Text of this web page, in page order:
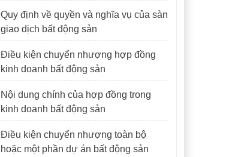
Quy định về quyền và nghĩa vụ của sàn
giao dịch bất động sản
Điều kiện chuyển nhượng hợp đồng
kinh doanh bất động sản
Nội dung chính của hợp đồng trong
kinh doanh bất động sản
Điều kiện chuyển nhượng toàn bộ
hoặc một phần dự án bất động sản